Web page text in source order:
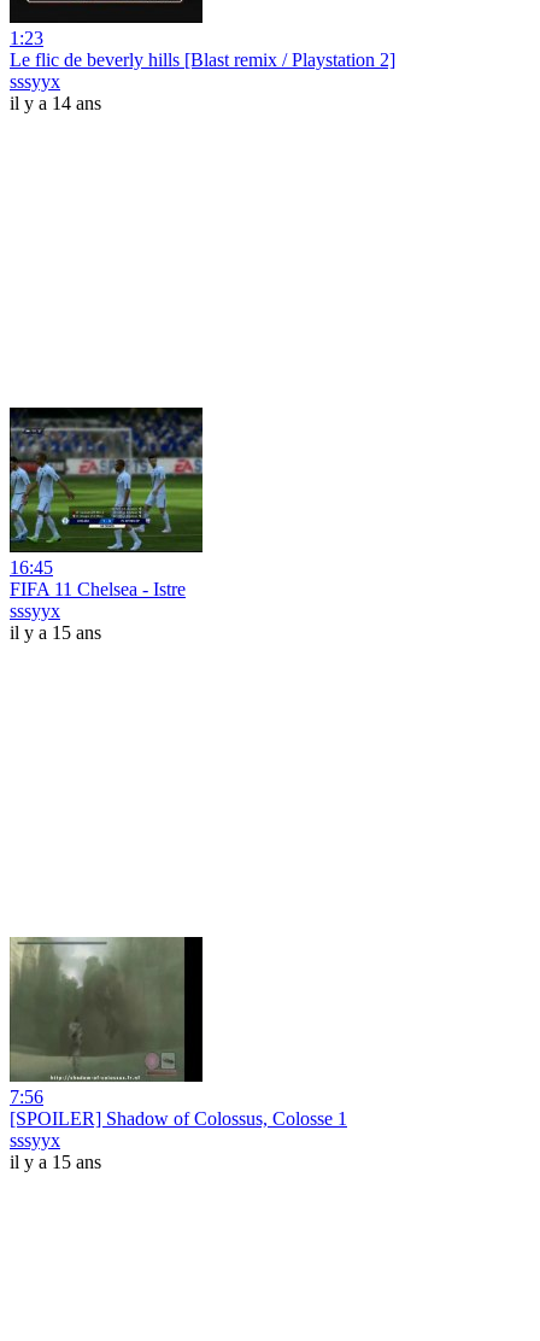
1:23
Le flic de beverly hills [Blast remix / Playstation 2]
sssyyx
il y a 14 ans
16:45
FIFA 11 Chelsea - Istre
sssyyx
il y a 15 ans
7:56
[SPOILER] Shadow of Colossus, Colosse 1
sssyyx
il y a 15 ans